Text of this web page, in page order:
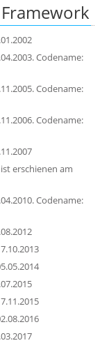
Codename:
Codename:
Codename:
erschienen am
Codename: